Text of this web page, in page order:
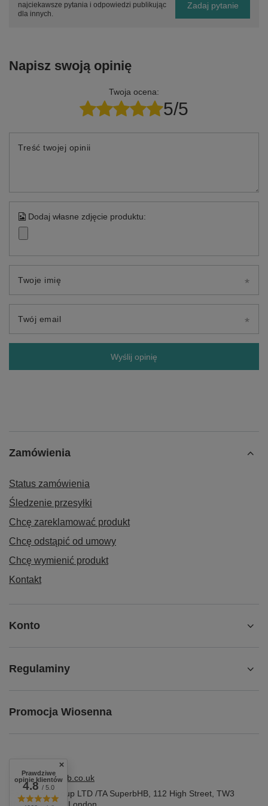
najciekawsze pytania i odpowiedzi publikując
dla innych.
Zadaj pytanie
Napisz swoją opinię
Twoja ocena:
5/5
Treść twojej opinii
Dodaj własne zdjęcie produktu:
Twoje imię
Twój email
Wyślij opinię
Zamówienia
Status zamówienia
Śledzenie przesyłki
Chcę zareklamować produkt
Chcę odstąpić od umowy
Chcę wymienić produkt
Kontakt
Konto
Regulaminy
Promocja Wiosenna
shop@superbhb.co.uk
Fab Trade Group LTD /TA SuperbHB 112 High Street TW3
Prawdziwe
opinie klientów
4.8/ 5.0